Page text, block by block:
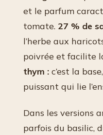
et le parfum
tomate. 27 % de
l’herbe aux
poivrée et facilite
thym : c’est la
puissant qui lie
Dans les versions
parfois du basilic,